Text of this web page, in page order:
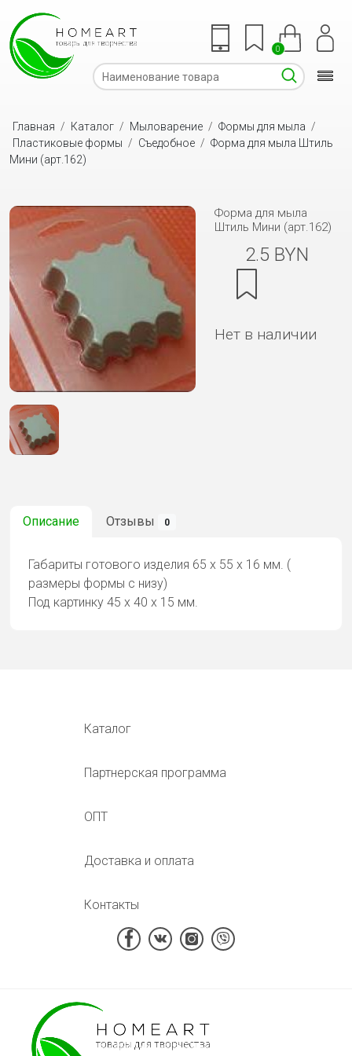
0
Главная / Каталог / Мыловарение / Формы для мыла /
Пластиковые формы / Съедобное / Форма для мыла Штиль
Мини (арт.162)
Форма для мыла
Штиль Мини (арт.162)
2.5 BYN
Нет в наличии
Описание Отзывы 0
Габариты готового изделия 65 х 55 х 16 мм. (
размеры формы с низу)
Под картинку 45 х 40 х 15 мм.
Каталог
Партнерская программа
ОПТ
Доставка и оплата
Контакты